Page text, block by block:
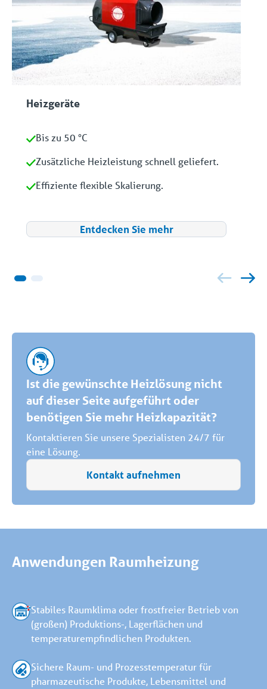
Heizgeräte
Bis zu 50 °C
Zusätzliche Heizleistung schnell geliefert.
Effiziente flexible Skalierung.
Entdecken Sie mehr
Ist die gewünschte Heizlösung nicht
auf dieser Seite aufgeführt oder
benötigen Sie mehr Heizkapazität?
Kontaktieren Sie unsere Spezialisten 24/7 für
eine Lösung.
Kontakt aufnehmen
Anwendungen Raumheizung
Stabiles Raumklima oder frostfreier Betrieb von
(großen) Produktions-, Lagerflächen und
temperaturempfindlichen Produkten.
Sichere Raum- und Prozesstemperatur für
pharmazeutische Produkte, Lebensmittel und